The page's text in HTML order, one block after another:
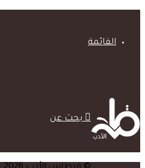
القائمة
بحث عن